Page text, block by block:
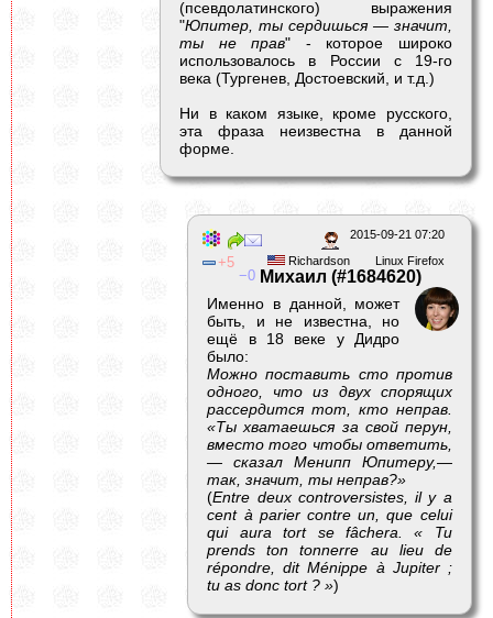
(псевдолатинского) выражения
"Юпитер, ты сердишься — значит,
ты не прав" - которое широко
использовалось в России с 19-го
века (Тургенев, Достоевский, и т.д.)
Ни в каком языке, кроме русского,
эта фраза неизвестна в данной
форме.
2015-09-21 07:20
Linux Firefox
Richardson
5
0 Михаил (#1684620)
Именно в данной, может
быть, и не известна, но
ещё в 18 веке у Дидро
было:
Можно поставить сто против
одного, что из двух спорящих
рассердится тот, кто неправ.
«Ты хватаешься за свой перун,
вместо того чтобы ответить,
— сказал Менипп Юпитеру,—
так, значит, ты неправ?»
(Entre deux controversistes, il y a
cent à parier contre un, que celui
qui aura tort se fâchera. « Tu
prends ton tonnerre au lieu de
répondre, dit Ménippe à Jupiter ;
tu as donc tort ? »)